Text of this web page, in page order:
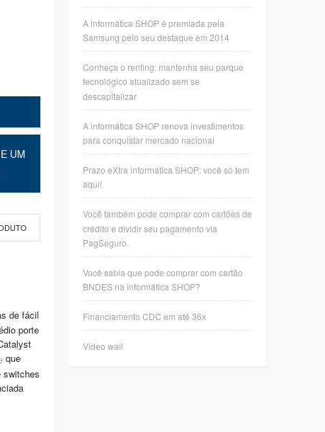
UM
de fácil
porte
que
switches
A informática SHOP é premiada pela
Samsung pelo seu destaque em 2014
Conheça o renting: mantenha seu parque
tecnológico atualizado sem se
descapitalizar
A informática SHOP renova investimentos
para conquistar mercado nacional
Prazo eXtra informática SHOP: você só tem
aqui!
Você também pode comprar com cartões de
crédito e dividir seu pagamento via
PagSeguro.
Você sabia que pode comprar com cartão
BNDES na informática SHOP?
Financiamento CDC em até 36x
Video wall